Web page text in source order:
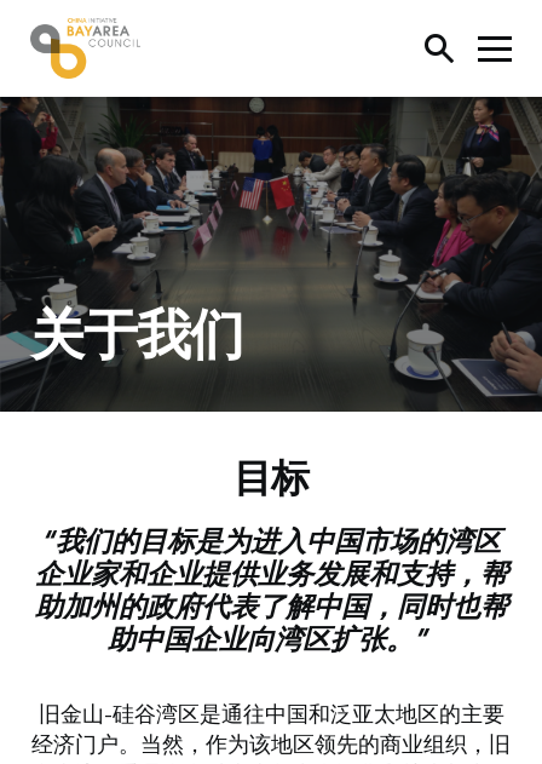
跳过内容
Bay Area Council China Initiative
关于我们
目标
“我们的目标是为进入中国市场的湾区
企业家和企业提供业务发展和支持，帮
助加州的政府代表了解中国，同时也帮
助中国企业向湾区扩张。”
旧金山-硅谷湾区是通往中国和泛亚太地区的主要
经济门户。当然，作为该地区领先的商业组织，旧